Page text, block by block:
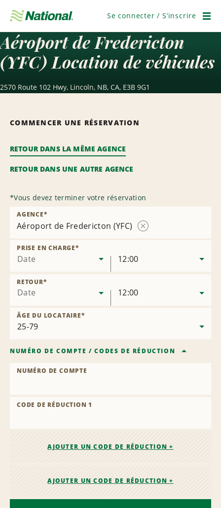
navigation
Se connecter / S’inscrire
Aéroport de Fredericton
(YFC) Location de véhicules
2570 Route 102 Hwy, Lincoln, NB, CA, E3B 9G1
COMMENCER UNE RÉSERVATION
RETOUR DANS LA MÊME AGENCE
RETOUR DANS UNE AUTRE AGENCE
*Vous devez terminer votre réservation
Aéroport de Fredericton (YFC)
AGENCE*
Date
PRISE EN CHARGE*
12:00
Date
RETOUR*
12:00
ÂGE DU LOCATAIRE*
NUMÉRO DE COMPTE /CODES DE RÉDUCTION
NUMÉRO DE COMPTE
CODE DE RÉDUCTION 1
AJOUTER UN CODE DE RÉDUCTION +
AJOUTER UN CODE DE RÉDUCTION +